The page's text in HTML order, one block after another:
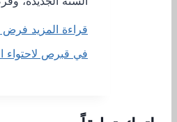
قراءة المزيد فرض
في قبرص لاحتواء